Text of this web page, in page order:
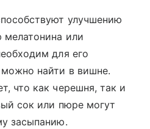
улучшению
мелатонина или
для его
найти в вишне.
что как черешня, так и
сок или пюре могут
засыпанию.